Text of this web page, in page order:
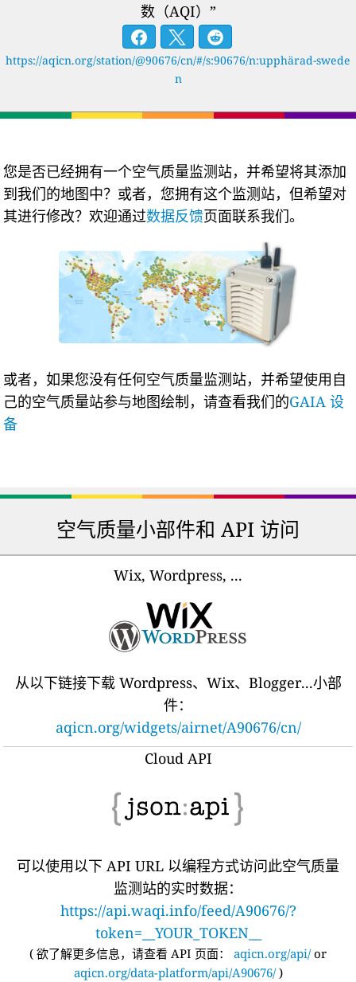
数（AQI）”
https://aqicn.org/station/@90676/cn/#/s:90676/n:upphärad-swede
n
您是否已经拥有一个空气质量监测站，并希望将其添加
到我们的地图中？或者，您拥有这个监测站，但希望对
其进行修改？欢迎通过数据反馈页面联系我们。
或者，如果您没有任何空气质量监测站，并希望使用自
己的空气质量站参与地图绘制，请查看我们的GAIA 设
备
空气质量小部件和 API 访问
Wix, Wordpress, ...
从以下链接下载 Wordpress、Wix、Blogger...小部
件：
aqicn.org/widgets/airnet/A90676/cn/
Cloud API
可以使用以下 API URL 以编程方式访问此空气质量
监测站的实时数据：
https://api.waqi.info/feed/A90676/?
token=__YOUR_TOKEN__
( 欲了解更多信息，请查看 API 页面： aqicn.org/api/or
aqicn.org/data-platform/api/A90676/)